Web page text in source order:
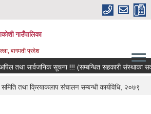
गाउँपालिका
बागमती प्रदेश
तथा सार्वजनिक सूचना !!! (सम्बन्धित सहकारी संस्थाका
तथा क्रियाकलाप संचालन सम्बन्धी कार्यविधि, २०७९